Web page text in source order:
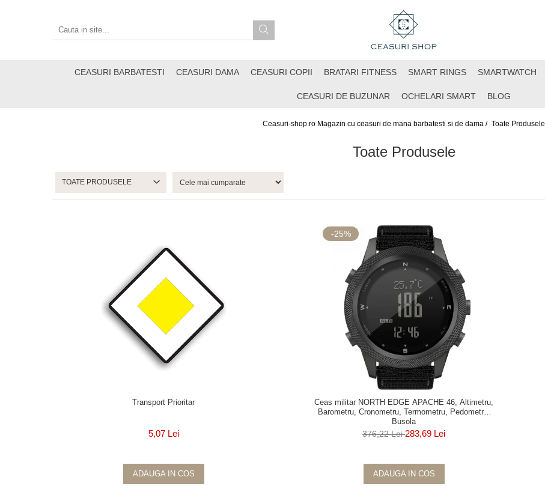
CEASURI BARBATESTI CEASURI DAMA CEASURI COPII BRATARI FITNESS SMART RINGS SMARTWATCH
CEASURI DE BUZUNAR OCHELARI SMART BLOG
Ceasuri-shop.ro Magazin cu ceasuri de mana barbatesti si de dama / Toate Produsele
Toate Produsele
TOATE PRODUSELE
Transport Prioritar
5,07 Lei
ADAUGA IN COS
-25%
Ceas militar NORTH EDGE APACHE 46, Altimetru,
Barometru, Cronometru, Termometru, Pedometru,
Busola
376,22 Lei283,69 Lei
ADAUGA IN COS